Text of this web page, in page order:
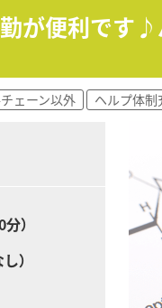
勤が便利です
ェーン以外 ヘルプ体制
）
）